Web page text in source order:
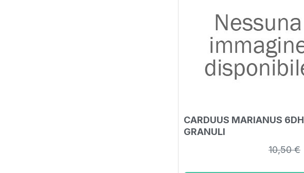
CARDUUS MARIANUS 6DH
GRANULI
10,50 €